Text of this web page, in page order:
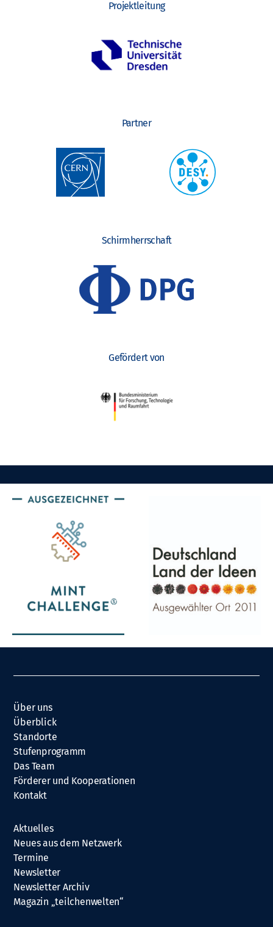
Projektleitung
Partner
Schirmherrschaft
Gefördert von
Über uns
Überblick
Standorte
Stufenprogramm
Das Team
Förderer und Kooperationen
Kontakt
Aktuelles
Neues aus dem Netzwerk
Termine
Newsletter
Newsletter Archiv
Magazin „teilchenwelten“